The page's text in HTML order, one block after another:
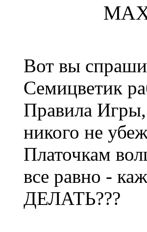
Вот вы
Семицветик
Правила Игры,
никого не
Платочкам
все равно -
ДЕЛАТЬ???